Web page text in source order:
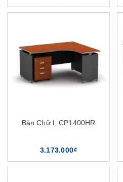
Bàn Chữ L CP1400HR
3.173.000₫